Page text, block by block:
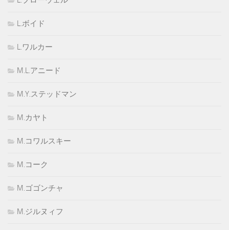
L.ボイド
L.ワルカー
M.L.アニード
M.Y.ステッドマン
M.カヤト
M.コワルスキー
M.コーク
M.ゴゴンチャ
M.ジルヌィフ